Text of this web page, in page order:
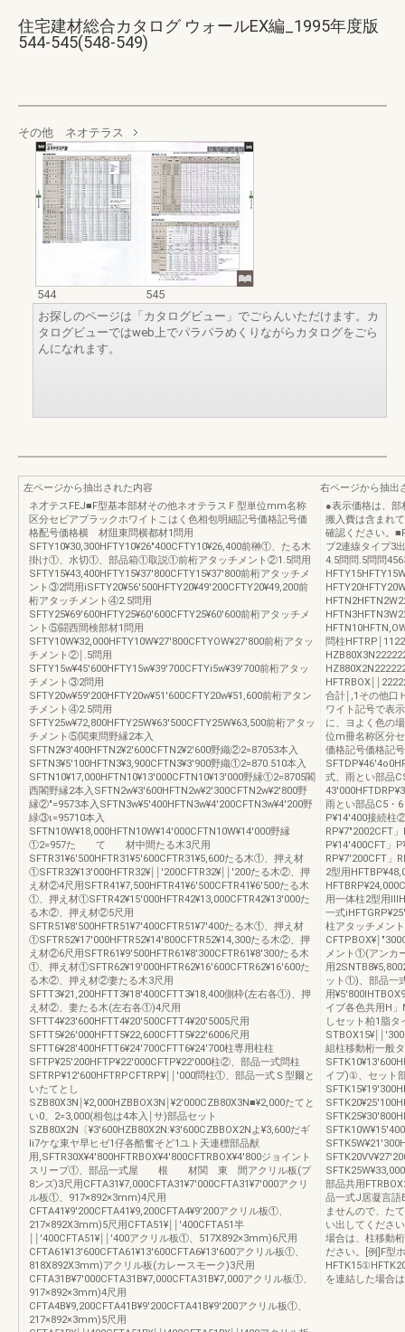
住宅建材総合カタログ ウォールEX編_1995年度版
544-545(548-549)
その他 ネオテラス
544
545
お探しのページは「カタログビュー」でごらんいただけます。カ
タログビューではweb上でパラパラめくりながらカタログをごら
んになれます。
左ページから抽出された内容
ネ才テスFEJ■F型基本部材その他ネオテラスＦ型単位mm名称
区分セビアプラックホワイトこはく色相包明細記号価格記号価
格配号価格横 材阻東問横都材1問用
SFTY10¥30,300HFTY10¥26″400CFTY10¥26,400前榊①、たる木
掛け①、水切①、部品箱①取説①前桁アタッチメント②1.5問用
SFTY15¥43,400HFTY15¥37′800CFTY15¥37′800前桁アタッチメ
ント③2問用iSFTY20¥56′500HFTY20¥49′200CFTY20¥49,200前
桁アタッチメント④2.5問用
SFTY25¥69′600HFTY25¥60′600CFTY25¥60′600前桁アタッチメ
ント⑤闘西間検部材1問用
SFTY10W¥32,000HFTY10W¥27′800CFTYOW¥27′800前桁アタッ
チメント②￨.5問用
SFTY15w¥45′600HFTY15w¥39′700CFTYi5w¥39′700前桁アタッ
チメント③2問用
SFTY20w¥59′200HFTY20w¥51′600CFTY20w¥51,600前桁アタン
チメント④2.5問用
SFTY25w¥72,800HFTY25W¥63′500CFTY25W¥63,500前桁アタッ
チメント⑤関東問野縁2本入
SFTN2¥3′400HFTN2¥2′600CFTN2¥2′600野織②2=87053本入
SFTN3¥5′100HFTN3¥3,900CFTN3¥3′900野織①2=870.510本入
SFTN10¥17,000HFTN10¥13′000CFTN10¥13′000野縁①2=8705閣
西閣野縁2本入SFTN2w¥3′600HFTN2w¥2′300CFTN2w¥2′800野
縁②″=9573本入SFTN3w¥5′400HFTN3w¥4′200CFTN3w¥4′200野
緑③ι=95710本入
SFTN10W¥18,000HFTN10W¥14′000CFTN10W¥14′000野縁
①2=957た て 材中間たる木3尺用
SFTR31¥6′500HFTR31¥5′600CFTR31¥5,600たる木①、押え材
①SFTR32¥13′000HFTR32¥￨￨′200CFTR32¥￨￨′200たる木②、押
え材②4尺用SFTR41¥7,500HFTR41¥6′500CFTR41¥6′500たる木
①、押え材①SFTR42¥15′000HFTR42¥13,000CFTR42¥13′000た
る木②、押え材②5尺用
SFTR51¥8′500HFTR51¥7′400CFTR51¥7′400たる木①、押え材
①SFTR52¥17′000HFTR52¥14′800CFTR52¥14,300たる木②、押
え材②6尺用SFTR61¥9′500HFTR61¥8′300CFTR61¥8′300たる木
①、押え材①SFTR62¥19′000HFTR62¥16′600CFTR62¥16′600た
る木②、押え材②妻たる木3尺用
SFTT3¥21,200HFTT3¥18′400CFTT3¥18,400側枠(左右各①)、押
え材②、妻たる木(左右各①)4尺用
SFTT4¥23′600HFTT4¥20′500CFTT4¥20′5005尺用
SFTT5¥26′000HFTT5¥22,600CFTT5¥22′6006尺用
SFTT6¥28′400HFTT6¥24′700CFTT6¥24′700柱専用柱柱
SFTP¥25′200HFTP¥22′000CFTP¥22′000柱②、部品一式問柱
SFTRP¥12′600HFTRPCFTRP¥￨￨′000問柱①、部品一式Ｓ型爾と
いたてとし
SZB80X3N￨¥2,000HZBBOX3N￨¥2′000CZB80X3N■¥2,000たてと
い0、2=3,000(相包は4本入￨サ)部品セット
SZB80X2N〔¥3′600HZB80X2N:¥3′600CZBBOX2Nよ¥3,600だギ
li7ケな東ヤ早ヒゼ1仔各酷奮そど1ユト天連標部品猷
用,SFTR30X¥4′800HFTRBOX¥4′800CFTRBOX¥4′800ジョイント
スリープ①、部品一式屋 根 材関 東 間アクリル板(プ
8ンズ)3尺用CFTA31¥7,000CFTA31¥7′000CFTA31¥7′000アクリ
ル板①、917×892×3mm)4尺用
CFTA41¥9′200CFTA41¥9,200CFTA4¥9′200アクリル板①、
217×892X3mm)5尺用CFTA51¥￨￨′400CFTA51半
￨￨′400CFTA51¥￨￨′400アクリル板①、517X892×3mm)6尺用
CFTA61¥13′600CFTA61¥13′600CFTA6¥13′600アクリル板①、
818X892X3mm)アクリル板(カレースモーク)3尺用
CFTA31B¥7′000CFTA31B¥7,000CFTA31B¥7,000アクリル板①、
917×892×3mm)4尺用
CFTA4B¥9,200CFTA41B¥9′200CFTA41B¥9′200アクリル板①、
217×892×3mm)5尺用
右ページから抽出
●表示価格は、部
搬入費は含まれ
確認ください。
ブ2連線タイプ3
4.5問問.5問問
問柱HFTRP￨
HFTRBOX￨￨
合計￨,1その他口
ワイト記号で表
に、ヨよく色の
位m冊名称区分
価格記号価格記
式、雨とい部品
雨とい部品C5・
P¥14′400接続柱
RP¥7″2002CFT
P¥14′400CFT」
RP¥7′200CFT
2型用
用一体柱2型用
一式
柱アタッチメント
CFTPBOX¥￨
メント①(アンカ
用
ット①)、部品一
用
イブ各色共用H
しセット柏1脂タ
STBOX15¥￨￨
組柱移動桁一般
イプ)①、セット
部品共用
品一式J居凝言語
ませんので、た
い出してくださ
場合は、柱移動
ださい。[例]F型
を連結した場合